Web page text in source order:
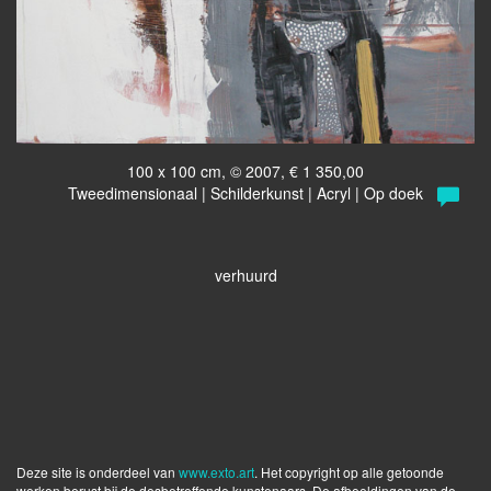
100 x 100 cm, © 2007, € 1 350,00
Tweedimensionaal | Schilderkunst | Acryl | Op doek
verhuurd
Deze site is onderdeel van www.exto.art. Het copyright op alle getoonde